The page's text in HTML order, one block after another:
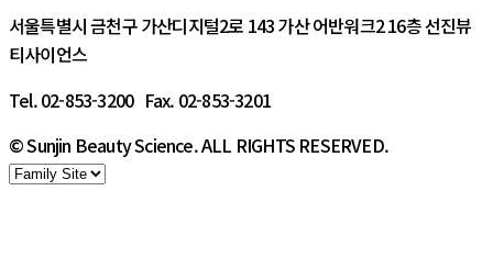
서울특별시 금천구 가산디지털2로 143 가산 어반워크2 16층 선진뷰
티사이언스
Tel. 02-853-3200 Fax. 02-853-3201
© Sunjin Beauty Science. ALL RIGHTS RESERVED.